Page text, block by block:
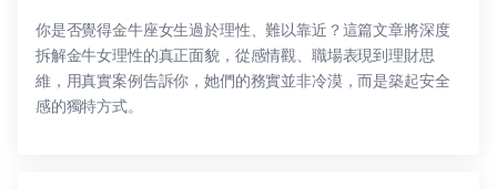
你是否覺得金牛座女生過於理性、難以靠近？這篇文章將深度
拆解金牛女理性的真正面貌，從感情觀、職場表現到理財思
維，用真實案例告訴你，她們的務實並非冷漠，而是築起安全
感的獨特方式。